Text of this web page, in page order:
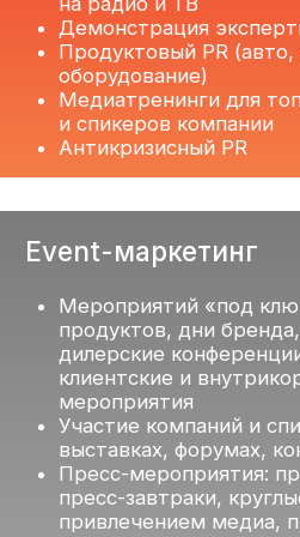
Разработка эффективных
Реализация рекламных кампаний
ключ», маркировка рекламы
Создание контента для медиа всех
форматов: печатных, интернет-
ТВ
Реклама в СМИ
Оставьте заявку на бриф и в качестве
комплимента получите сравнительный
анализ присутствия в СМИ компании
и ее ключевого конкурента
Если вам
наши услуги